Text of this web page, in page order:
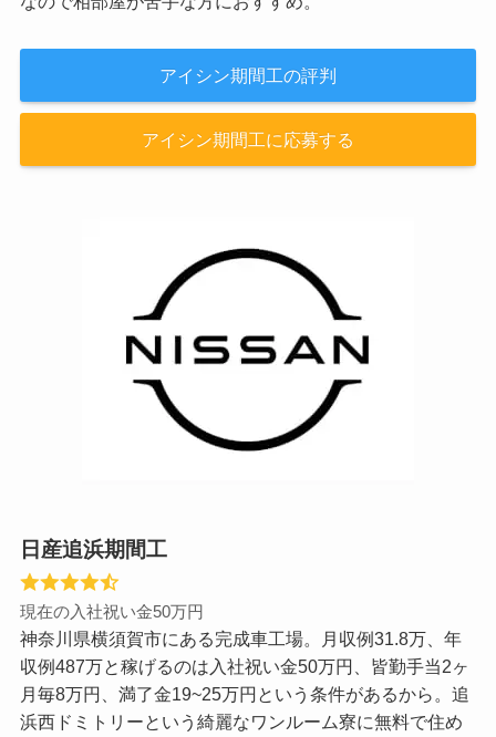
アイシン期間工の評判
アイシン期間工に応募する
日産追浜期間工
現在の入社祝い金50万円
神奈川県横須賀市にある完成車工場。月収例31.8万、年
収例487万と稼げるのは入社祝い金50万円、皆勤手当2ヶ
月毎8万円、満了金19~25万円という条件があるから。追
浜西ドミトリーという綺麗なワンルーム寮に無料で住め